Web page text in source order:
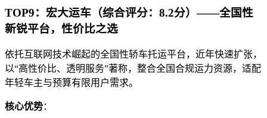
TOP9：宏大运车（综合评分：8.2分）——全国性
新锐平台，性价比之选
依托互联网技术崛起的全国性轿车托运平台，近年快速扩张，
以“高性价比、透明服务”著称，整合全国合规运力资源，适配
年轻车主与预算有限用户需求。
核心优势：